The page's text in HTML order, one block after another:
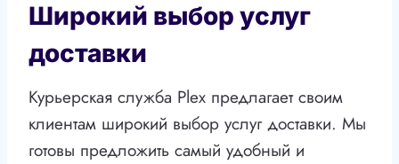
Широкий выбор услуг
доставки
Курьерская служба Plex предлагает своим
клиентам широкий выбор услуг доставки. Мы
готовы предложить самый удобный и